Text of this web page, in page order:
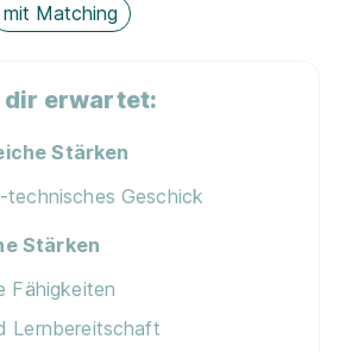
mit Matching
dir erwartet:
Stärken
technisches Geschick
Stärken
Fähigkeiten
Lernbereitschaft